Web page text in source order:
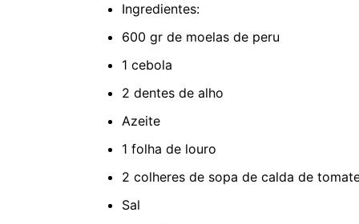
Ingredientes:
600 gr de moelas de peru
1 cebola
2 dentes de alho
Azeite
1 folha de louro
2 colheres de sopa de calda de
Sal